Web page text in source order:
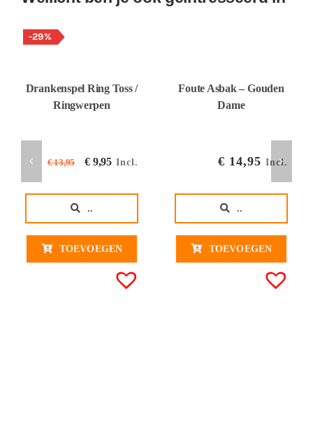
-29%
Drankenspel Ring Toss /
Ringwerpen
€13,95
Oorspronkelijke
was:
€ 9,95Huidige
is:
Incl.
..
TOEVOEGEN
Foute Asbak – Gouden
Dame
€ 14,95 Incl.
..
TOEVOEGEN